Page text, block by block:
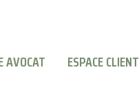
AVOCAT ESPACE CLIENT